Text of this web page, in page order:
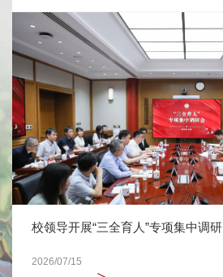
校领导开展“三全育人”专项集中调研
2026/07/15